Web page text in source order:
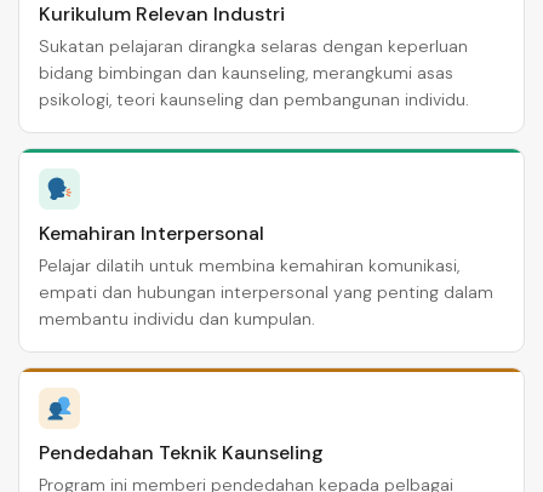
Kurikulum Relevan Industri
Sukatan pelajaran dirangka selaras dengan keperluan
bidang bimbingan dan kaunseling, merangkumi asas
psikologi, teori kaunseling dan pembangunan individu.
Kemahiran Interpersonal
Pelajar dilatih untuk membina kemahiran komunikasi,
empati dan hubungan interpersonal yang penting dalam
membantu individu dan kumpulan.
Pendedahan Teknik Kaunseling
Program ini memberi pendedahan kepada pelbagai